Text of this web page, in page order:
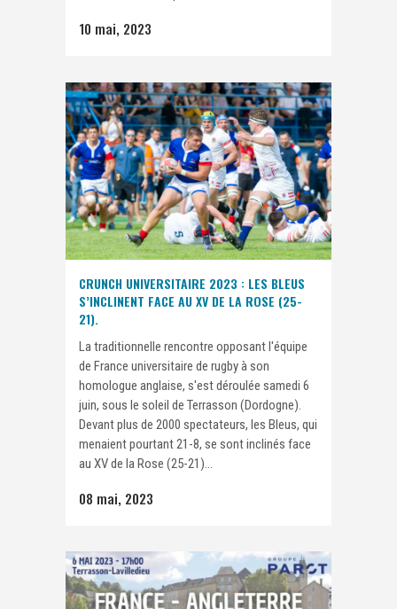
10 mai, 2023
CRUNCH UNIVERSITAIRE 2023 : LES BLEUS
S’INCLINENT FACE AU XV DE LA ROSE (25-
21).
La traditionnelle rencontre opposant l'équipe
de France universitaire de rugby à son
homologue anglaise, s'est déroulée samedi 6
juin, sous le soleil de Terrasson (Dordogne).
Devant plus de 2000 spectateurs, les Bleus, qui
menaient pourtant 21-8, se sont inclinés face
au XV de la Rose (25-21)...
08 mai, 2023